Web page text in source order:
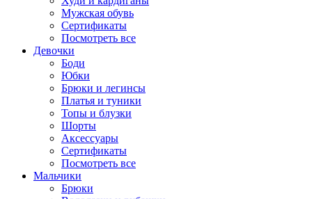
Мужская обувь
Сертификаты
Посмотреть все
Девочки
Боди
Юбки
Брюки и легинсы
Платья и туники
Топы и блузки
Шорты
Аксессуары
Сертификаты
Посмотреть все
Мальчики
Брюки